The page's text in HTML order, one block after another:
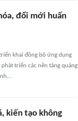
đổi mới huấn
khai đồng bộ ứng dụng
triển các nền tảng quảng
kiến tạo không